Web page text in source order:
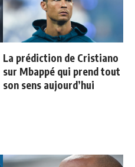
La prédiction de Cristiano
sur Mbappé qui prend tout
son sens aujourd’hui